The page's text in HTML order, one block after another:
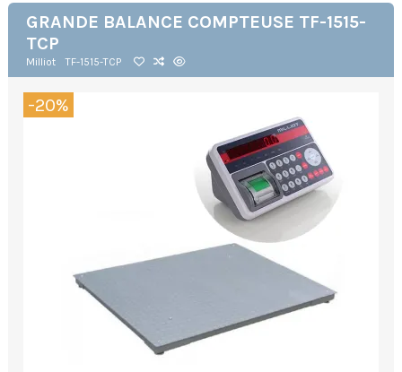
GRANDE BALANCE COMPTEUSE TF-1515-
TCP
Milliot TF-1515-TCP
-20%